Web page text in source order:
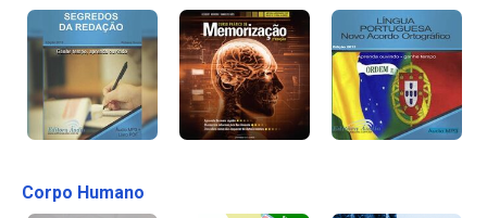
Corpo Humano